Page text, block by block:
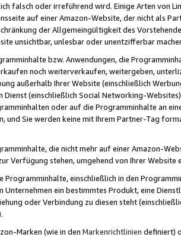
falsch oder irreführend wird. Einige Arten von
auf einer Amazon-Website, der nicht als
der Allgemeingültigkeit des
unsichtbar, unlesbar oder unentzifferbar
bzw. Anwendungen, die
noch weiterverkaufen, weitergeben,
außerhalb Ihrer Website (einschließlich
Dienst (einschließlich Social Networking-
oder auf die Programminhalte an
und Sie werden keine mit Ihrem Partner-Tag
die nicht mehr auf einer Amazon-
Verfügung stehen, umgehend von Ihrer
Programminhalte, einschließlich in den
Unternehmen ein bestimmtes Produkt, eine
oder Verbindung zu diesen steht
Marken (wie in den Markenrichtlinien definiert)